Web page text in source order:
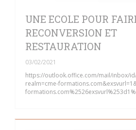
UNE ECOLE POUR
RECONVERSION ET
RESTAURATION
03/02/2021
https://outlook.office.com/mail/inbox/id/
realm=cme-